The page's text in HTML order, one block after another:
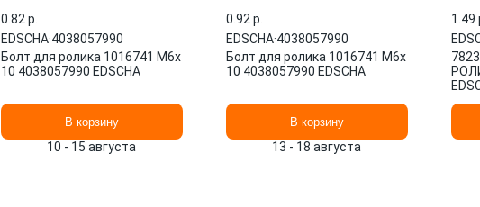
0.82 p.
EDSCHA·4038057990
Болт для ролика 1016741 M6x
10 4038057990 EDSCHA
В корзину
10 - 15 августа
0.92 p.
EDSCHA·4038057990
Болт для ролика 1016741 M6x
10 4038057990 EDSCHA
В корзину
13 - 18 августа
1.49